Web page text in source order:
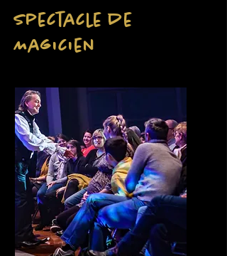
Spectacle de
Magicien